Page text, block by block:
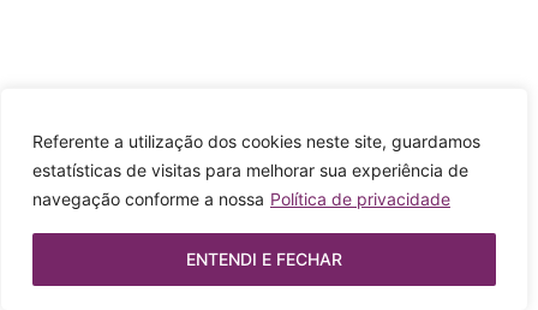
Referente a utilização dos cookies neste site, guardamos
estatísticas de visitas para melhorar sua experiência de
navegação conforme a nossa Política de privacidade
ENTENDI E FECHAR